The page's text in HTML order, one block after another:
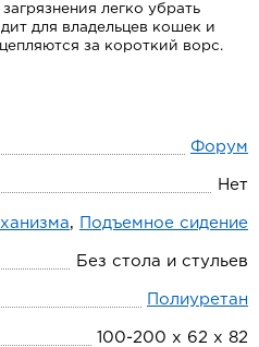
легко убрать
для владельцев кошек и
за короткий ворс.
Форум
Нет
, Подъемное сидение
Без стола и стульев
Полиуретан
100-200 х 62 х 82